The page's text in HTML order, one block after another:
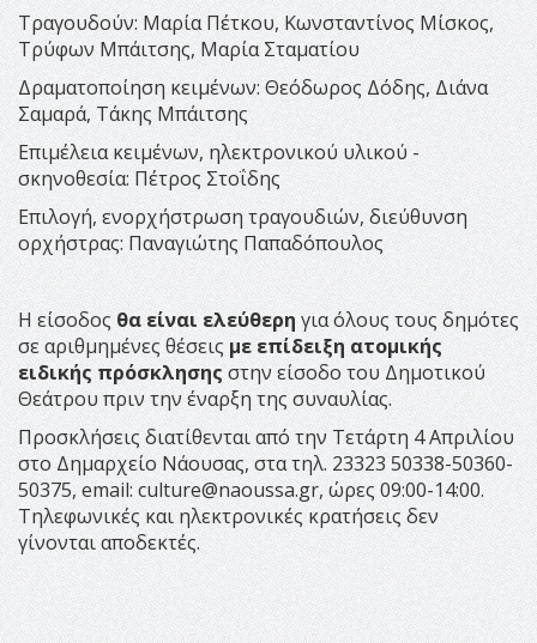
Τραγουδούν: Μαρία Πέτκου, Κωνσταντίνος Μίσκος,
Τρύφων Μπάιτσης, Μαρία Σταματίου
Δραματοποίηση κειμένων: Θεόδωρος Δόδης, Διάνα
Σαμαρά, Τάκης Μπάιτσης
Επιμέλεια κειμένων, ηλεκτρονικού υλικού -
σκηνοθεσία: Πέτρος Στοΐδης
Επιλογή, ενορχήστρωση τραγουδιών, διεύθυνση
ορχήστρας: Παναγιώτης Παπαδόπουλος
Η είσοδος θα είναι ελεύθερηγια όλους τους δημότες
σε αριθμημένες θέσεις με επίδειξη ατομικής
ειδικής πρόσκλησης στην είσοδο του Δημοτικού
Θεάτρου πριν την έναρξη της συναυλίας.
Προσκλήσεις διατίθενται από την Τετάρτη 4 Απριλίου
στο Δημαρχείο Νάουσας, στα τηλ. 23323 50338-50360-
50375, email:culture@naoussa.gr, ώρες 09:00-14:00.
Τηλεφωνικές και ηλεκτρονικές κρατήσεις δεν
γίνονται αποδεκτές.